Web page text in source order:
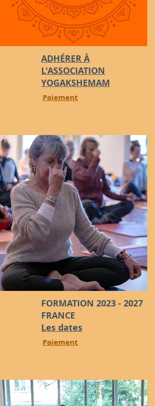
ADHÉRER À
L'ASSOCIATION
YOGAKSHEMAM
Paiement
FORMATION 2023 - 2027
FRANCE
Les dates
Paiement